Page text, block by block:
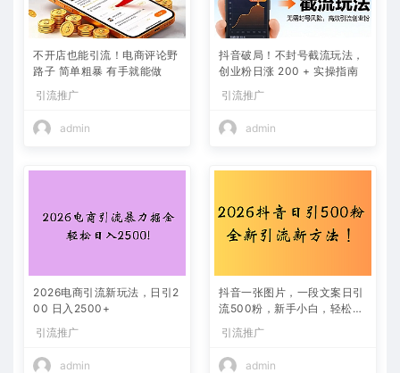
不开店也能引流！电商评论野
路子 简单粗暴 有手就能做
引流推广
admin
抖音破局！不封号截流玩法，
创业粉日涨 200 + 实操指南
引流推广
admin
2026电商引流新玩法，日引2
00 日入2500+
引流推广
admin
抖音一张图片，一段文案日引
流500粉，新手小白，轻松上
引流推广
admin